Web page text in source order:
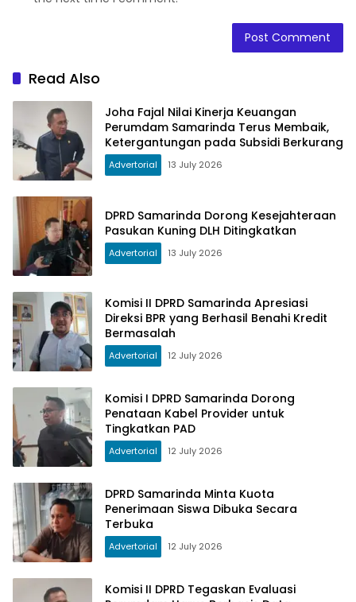
Read Also
Joha Fajal Nilai Kinerja Keuangan
Perumdam Samarinda Terus Membaik,
Ketergantungan pada Subsidi Berkurang
Advertorial 13 July 2026
DPRD Samarinda Dorong Kesejahteraan
Pasukan Kuning DLH Ditingkatkan
Advertorial 13 July 2026
Komisi II DPRD Samarinda Apresiasi
Direksi BPR yang Berhasil Benahi Kredit
Bermasalah
Advertorial 12 July 2026
Komisi I DPRD Samarinda Dorong
Penataan Kabel Provider untuk
Tingkatkan PAD
Advertorial 12 July 2026
DPRD Samarinda Minta Kuota
Penerimaan Siswa Dibuka Secara
Terbuka
Advertorial 12 July 2026
Komisi II DPRD Tegaskan Evaluasi